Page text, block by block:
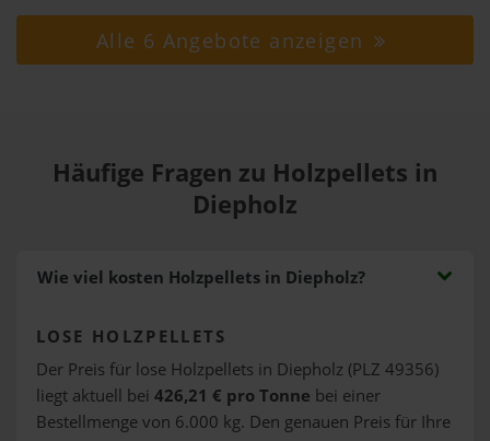
Alle 6 Angebote anzeigen
Häufige Fragen zu Holzpellets in
Diepholz
Wie viel kosten Holzpellets in Diepholz?
LOSE HOLZPELLETS
Der Preis für lose Holzpellets in Diepholz (PLZ 49356)
liegt aktuell bei 426,21 € pro Tonne bei einer
Bestellmenge von 6.000 kg. Den genauen Preis für Ihre